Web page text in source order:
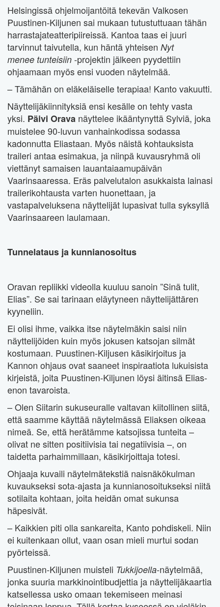
Helsingissä ohjelmoijantöitä tekevän Valkosen
Puustinen-Kiljunen sai mukaan tutustuttuaan tähän
harrastajateatteripiireissä. Kantoa taas ei juuri
tarvinnut taivutella, kun häntä yhteisen Nyt
menee tunteisiin -projektin jälkeen pyydettiin
ohjaamaan myös ensi vuoden näytelmää.
– Tämähän on eläkeläiselle terapiaa! Kanto vakuutti.
Näyttelijäkiinnityksiä ensi kesälle on tehty vasta
yksi. Päivi Orava näyttelee ikääntynyttä Sylviä, joka
muistelee 90-luvun vanhainkodissa sodassa
kadonnutta Eliastaan. Myös näistä kohtauksista
traileri antaa esimakua, ja niinpä kuvausryhmä oli
viettänyt samaisen lauantaiaamupäivän
Vaarinsaaressa. Eräs palvelutalon asukkaista lainasi
trailerikohtausta varten huonettaan, ja
vastapalveluksena näyttelijät lupasivat tulla syksyllä
Vaarinsaareen laulamaan.
Tunnelataus ja kunnianosoitus
Oravan repliikki videolla kuuluu sanoin ”Sinä tulit,
Elias”. Se sai tarinaan eläytyneen näyttelijättären
kyyneliin.
Ei olisi ihme, vaikka itse näytelmäkin saisi niin
näyttelijöiden kuin myös jokusen katsojan silmät
kostumaan. Puustinen-Kiljusen käsikirjoitus ja
Kannon ohjaus ovat saaneet inspiraatiota lukuisista
kirjeistä, joita Puustinen-Kiljunen löysi äitinsä Elias-
enon tavaroista.
– Olen Siitarin sukuseuralle valtavan kiitollinen siitä,
että saamme käyttää näytelmässä Eliaksen oikeaa
nimeä. Se, että herätämme katsojissa tunteita –
olivat ne sitten positiivisia tai negatiivisia –, on
taidetta parhaimmillaan, käsikirjoittaja totesi.
Ohjaaja kuvaili näytelmätekstiä naisnäkökulman
kuvaukseksi sota-ajasta ja kunnianosoitukseksi niitä
sotilaita kohtaan, joita heidän omat sukunsa
häpesivät.
– Kaikkien piti olla sankareita, Kanto pohdiskeli. Niin
ei kuitenkaan ollut, vaan osan mieli murtui sodan
pyörteissä.
Puustinen-Kiljunen muisteli Tukkijoella-näytelmää,
jonka suuria markkinointibudjettia ja näyttelijäkaartia
katsellessa usko omaan tekemiseen meinasi